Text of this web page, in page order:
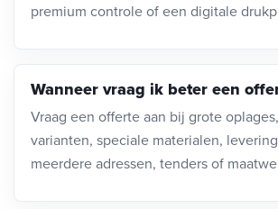
premium controle of een digitale
Wanneer vraag ik beter een
Vraag een offerte aan bij grote
varianten, speciale materialen,
meerdere adressen, tenders of